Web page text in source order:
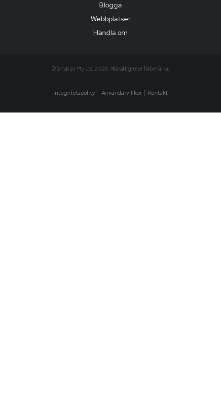
Blogga
Webbplatser
Handla om
© Smallize Pty Ltd 2026. Alla rättigheter förbehållna.
Integritetspolicy Användarvillkor Kontakt